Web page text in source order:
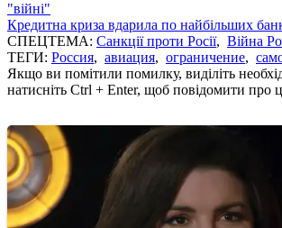
"війні"
Кредитна криза вдарила по найбільших
СПЕЦТЕМА: Санкції проти Росії, Війна
ТЕГИ: Россия, авиация, ограничение,
Якщо ви помітили помилку, виділіть
натисніть Ctrl + Enter, щоб повідомити про